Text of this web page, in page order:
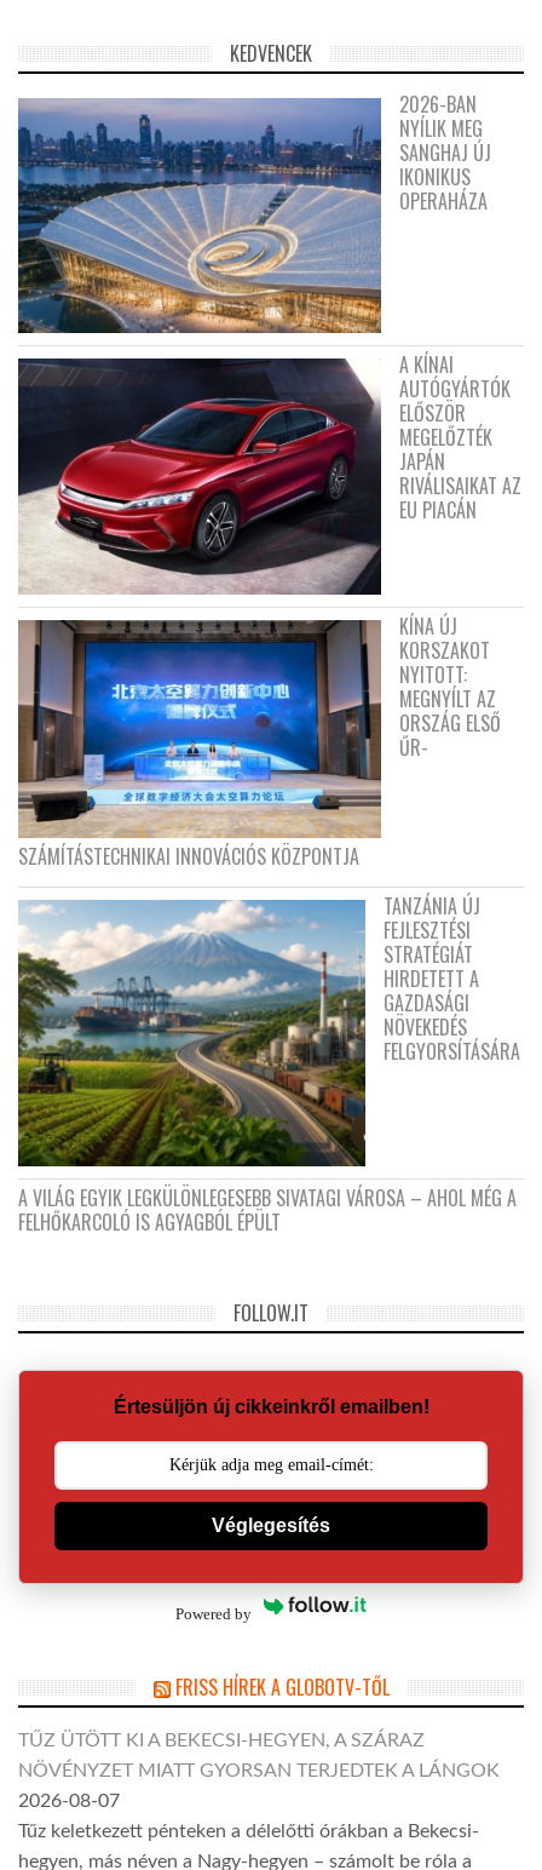
KEDVENCEK
2026-BAN
NYÍLIK MEG
SANGHAJ ÚJ
IKONIKUS
OPERAHÁZA
A KÍNAI
AUTÓGYÁRTÓK
ELŐSZÖR
MEGELŐZTÉK
JAPÁN
RIVÁLISAIKAT AZ
EU PIACÁN
KÍNA ÚJ
KORSZAKOT
NYITOTT:
MEGNYÍLT AZ
ORSZÁG ELSŐ
ŰR-
SZÁMÍTÁSTECHNIKAI INNOVÁCIÓS KÖZPONTJA
TANZÁNIA ÚJ
FEJLESZTÉSI
STRATÉGIÁT
HIRDETETT A
GAZDASÁGI
NÖVEKEDÉS
FELGYORSÍTÁSÁRA
A VILÁG EGYIK LEGKÜLÖNLEGESEBB SIVATAGI VÁROSA – AHOL MÉG A
FELHŐKARCOLÓ IS AGYAGBÓL ÉPÜLT
FOLLOW.IT
Értesüljön új cikkeinkről emailben!
Véglegesítés
Powered by
FRISS HÍREK A GLOBOTV-TŐL
TŰZ ÜTÖTT KI A BEKECSI-HEGYEN, A SZÁRAZ
NÖVÉNYZET MIATT GYORSAN TERJEDTEK A LÁNGOK
2026-08-07
Tűz keletkezett pénteken a délelőtti órákban a Bekecsi-
hegyen, más néven a Nagy-hegyen – számolt be róla a